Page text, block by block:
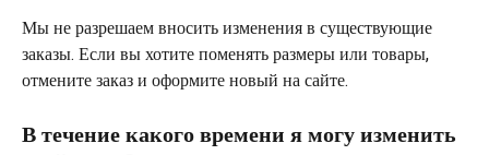
Мы не разрешаем вносить изменения в существующие
заказы. Если вы хотите поменять размеры или товары,
отмените заказ и оформите новый на сайте.
В течение какого времени я могу изменить